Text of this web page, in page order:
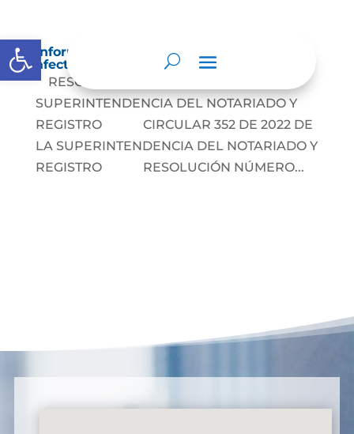
Abrir barra de herramientas
Información sobre decisiones que puede
afectar al público
RESOLUCIÓN No. 1334 DE LA
SUPERINTENDENCIA DEL NOTARIADO Y
REGISTRO CIRCULAR 352 DE 2022 DE
LA SUPERINTENDENCIA DEL NOTARIADO Y
REGISTRO RESOLUCIÓN NÚMERO...